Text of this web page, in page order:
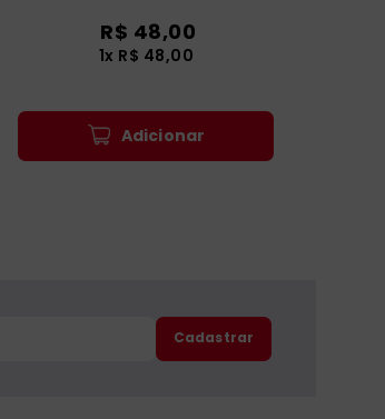
R$ 48,00
1x R$ 48,00
Adicionar
Cadastrar